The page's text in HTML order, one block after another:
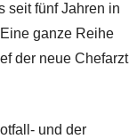
seit fünf Jahren in
ganze Reihe
der neue Chefarzt
und der